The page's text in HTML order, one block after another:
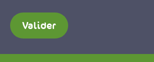
Valider